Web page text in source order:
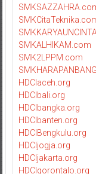
SMKALHIKAM.com
SMK2LPPM.com
HDCIaceh.org
HDCIbali.org
HDCIbangka.org
HDCIbanten.org
HDCIBengkulu.org
HDCIjogja.org
HDCIjakarta.org
HDCIgorontalo.org